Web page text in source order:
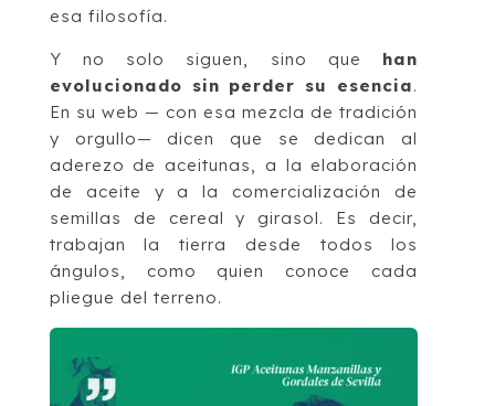
esa filosofía.
Y no solo siguen, sino que han
evolucionado sin perder su esencia.
En su web — con esa mezcla de tradición
y orgullo— dicen que se dedican al
aderezo de aceitunas, a la elaboración
de aceite y a la comercialización de
semillas de cereal y girasol. Es decir,
trabajan la tierra desde todos los
ángulos, como quien conoce cada
pliegue del terreno.